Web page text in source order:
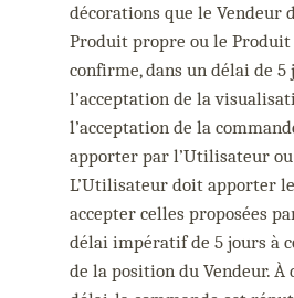
décorations que le Vendeur
Produit propre ou le Produit
confirme, dans un délai de 5
l’acceptation de la
l’acceptation de la
apporter par l’Utilisateur ou
L’Utilisateur doit apporter
accepter celles proposées
délai impératif de 5 jours à
de la position du Vendeur. À